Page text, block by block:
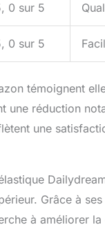
0 sur 5
0 sur 5
témoignent
une réduction
une
Grâce à
à améliorer